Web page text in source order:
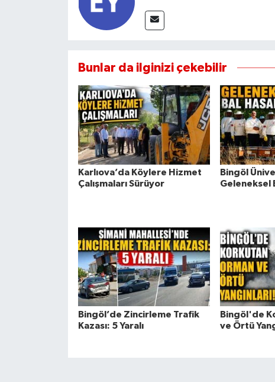
Bunlar da ilginizi çekebilir
Karlıova’da Köylere Hizmet
Çalışmaları Sürüyor
Bingöl
Geleneksel
Bingöl’de Zincirleme Trafik
Kazası: 5 Yaralı
Bingöl'de
ve Örtü